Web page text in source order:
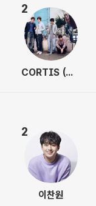
2
CORTIS (코르티스)
2
이찬원